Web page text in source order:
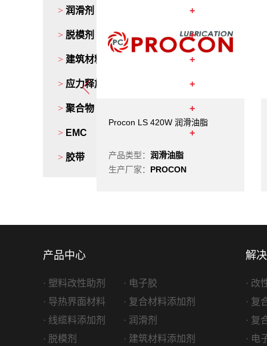
> 润滑剂
> 脱模剂
> 建筑材料添加剂
> 应力释放剂
> 聚合物
> EMC
> 胶带
Procon LS 420W 润滑油脂
产品类型： 润滑油脂
生产厂家： PROCON
产品中心
· 塑料改性助剂
· 电子胶
· 导热界面材料
· 复合材料添加剂
· 线缆料添加剂
· 润滑剂
· 脱模剂
· 建筑材料添加剂
解
· 改
· 复
· 复
· 电